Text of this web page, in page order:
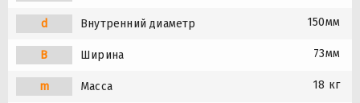
d Внутренний диаметр 150мм
B Ширина 73мм
m Масса 18 кг